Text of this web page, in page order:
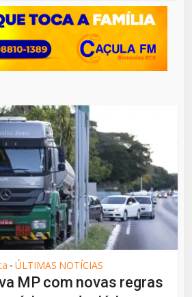
• ÚLTIMAS NOTÍCIAS
MP com novas regras